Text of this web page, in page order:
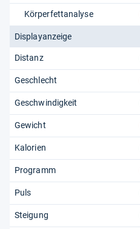
Körperfettanalyse
Displayanzeige
Distanz
Geschlecht
Geschwindigkeit
Gewicht
Kalorien
Programm
Puls
Steigung